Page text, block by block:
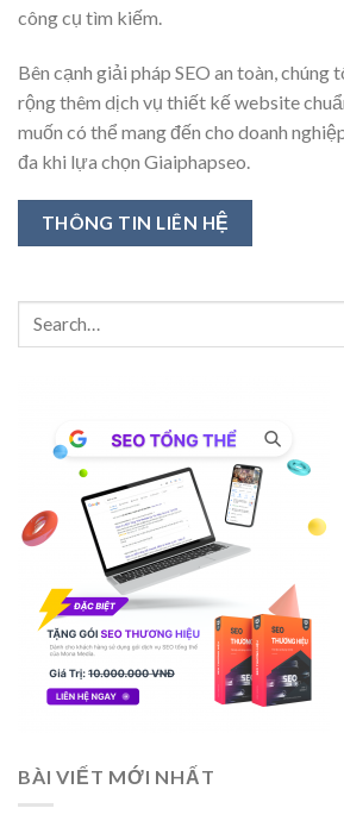
công cụ tìm kiếm.
Bên cạnh giải pháp SEO an toàn, chúng
rộng thêm dịch vụ thiết kế website
muốn có thể mang đến cho doanh
đa khi lựa chọn Giaiphapseo.
THÔNG TIN LIÊN HỆ
BÀI VIẾT MỚI NHẤT